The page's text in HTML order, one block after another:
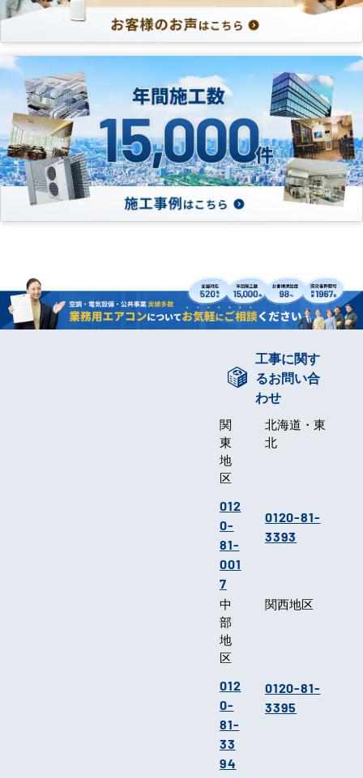
工事に関す
るお問い合
わせ
関
東
地
区
012
0-
81-
001
7
北海道・東
北
0120-81-
3393
中
部
地
区
012
0-
81-
33
94
関西地区
0120-81-
3395